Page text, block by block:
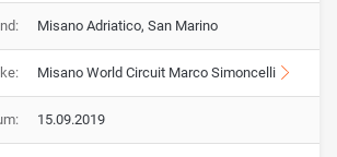
Misano Adriatico, San Marino
Misano World Circuit Marco Simoncelli
15.09.2019